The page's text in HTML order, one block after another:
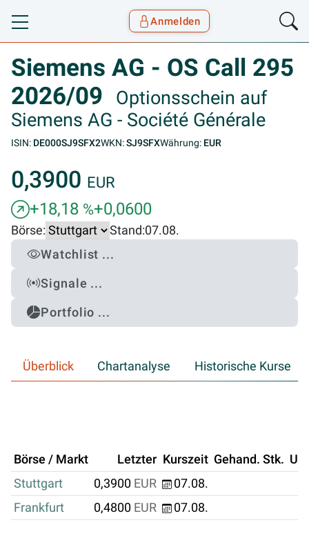
Toggle navigation
Anmelden
Siemens AG - OS Call 295
2026/09
Optionsschein auf
Siemens AG - Société Générale
ISIN: DE000SJ9SFX2WKN:SJ9SFXWährung: EUR
0,3900 EUR
+18,18 %+0,0600
Börse: Stand:07.08.
Watchlist ...
Signale ...
Portfolio ...
Überblick Chartanalyse Historische Kurse
Börse / Markt Letzter Kurszeit Gehand. Stk.
Stuttgart
0,3900 EUR
07.08.
Frankfurt
0,4800 EUR 07.08.